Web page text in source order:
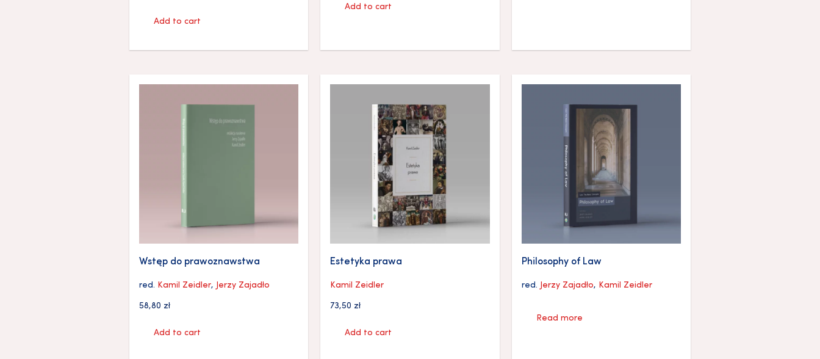
Add to cart
Add to cart
Wstęp do prawoznawstwa
red. Kamil Zeidler, Jerzy Zajadło
58,80 zł
Add to cart
Estetyka prawa
Kamil Zeidler
73,50 zł
Add to cart
Philosophy of Law
red. Jerzy Zajadło, Kamil Zeidler
Read more